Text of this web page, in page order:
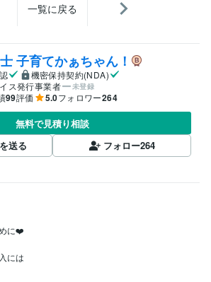
一覧に戻る
子育てかぁちゃん！
機密保持契約(NDA)
ス発行事業者
未登録
99評価 5.0フォロワー264
無料で見積り相談
送る
フォロー264
に❤️
には